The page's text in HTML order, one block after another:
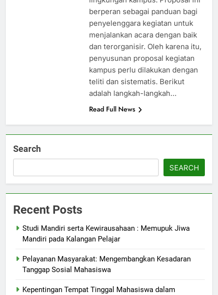
berperan sebagai panduan bagi
penyelenggara kegiatan untuk
menjalankan acara dengan baik
dan terorganisir. Oleh karena itu,
penyusunan proposal kegiatan
kampus perlu dilakukan dengan
teliti dan sistematis. Berikut
adalah langkah-langkah…
Read Full News
Search
SEARCH
Recent Posts
Studi Mandiri serta Kewirausahaan : Memupuk Jiwa
Mandiri pada Kalangan Pelajar
Pelayanan Masyarakat: Mengembangkan Kesadaran
Tanggap Sosial Mahasiswa
Kepentingan Tempat Tinggal Mahasiswa dalam